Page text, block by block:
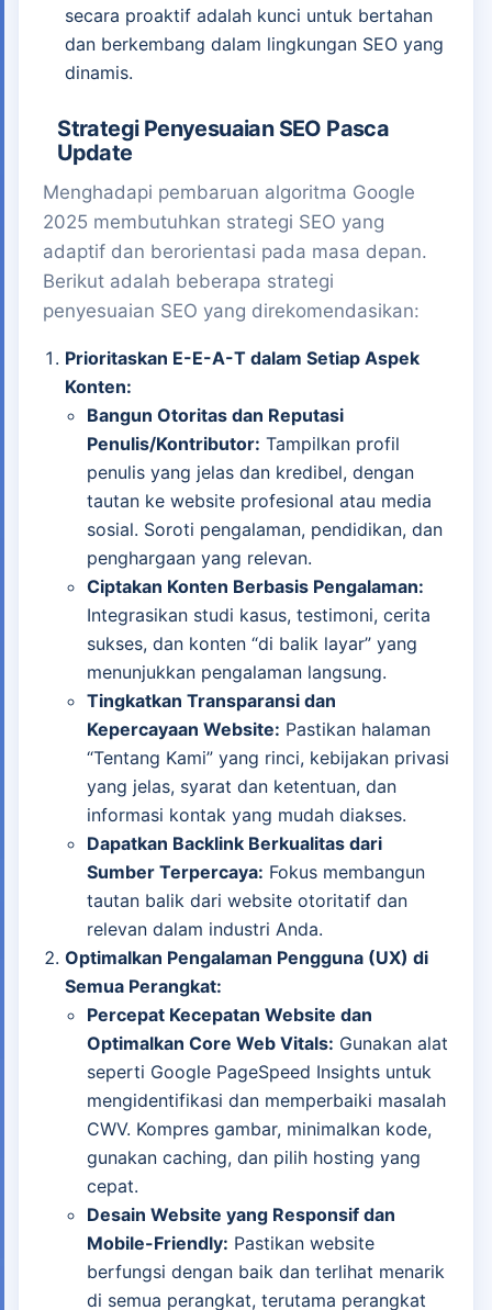
secara proaktif adalah kunci untuk bertahan
dan berkembang dalam lingkungan SEO yang
dinamis.
Strategi Penyesuaian SEO Pasca
Update
Menghadapi pembaruan algoritma Google
2025 membutuhkan strategi SEO yang
adaptif dan berorientasi pada masa depan.
Berikut adalah beberapa strategi
penyesuaian SEO yang direkomendasikan:
Prioritaskan E-E-A-T dalam Setiap Aspek
Konten:
Bangun Otoritas dan Reputasi
Penulis/Kontributor: Tampilkan profil
penulis yang jelas dan kredibel, dengan
tautan ke website profesional atau media
sosial. Soroti pengalaman, pendidikan, dan
penghargaan yang relevan.
Ciptakan Konten Berbasis Pengalaman:
Integrasikan studi kasus, testimoni, cerita
sukses, dan konten “di balik layar” yang
menunjukkan pengalaman langsung.
Tingkatkan Transparansi dan
Kepercayaan Website: Pastikan halaman
“Tentang Kami” yang rinci, kebijakan privasi
yang jelas, syarat dan ketentuan, dan
informasi kontak yang mudah diakses.
Dapatkan Backlink Berkualitas dari
Sumber Terpercaya: Fokus membangun
tautan balik dari website otoritatif dan
relevan dalam industri Anda.
Optimalkan Pengalaman Pengguna (UX) di
Semua Perangkat:
Percepat Kecepatan Website dan
Optimalkan Core Web Vitals: Gunakan alat
seperti Google PageSpeed Insights untuk
mengidentifikasi dan memperbaiki masalah
CWV. Kompres gambar, minimalkan kode,
gunakan caching, dan pilih hosting yang
cepat.
Desain Website yang Responsif dan
Mobile-Friendly: Pastikan website
berfungsi dengan baik dan terlihat menarik
di semua perangkat, terutama perangkat